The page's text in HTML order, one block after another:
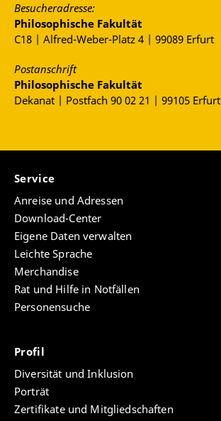
Besucheradresse:
Philosophische Fakultät
C18 | Alfred-Weber-Platz 4 | 99089 Erfurt
Postanschrift
Philosophische Fakultät
Dekanat | Postfach 90 02 21 | 99105 Erfurt
Service
Anreise und Adressen
Download-Center
Eigene Daten verwalten
Leichte Sprache
Merchandise
Rat und Hilfe in Notfällen
Personensuche
Profil
Diversität und Inklusion
Porträt
Zertifikate und Mitgliedschaften